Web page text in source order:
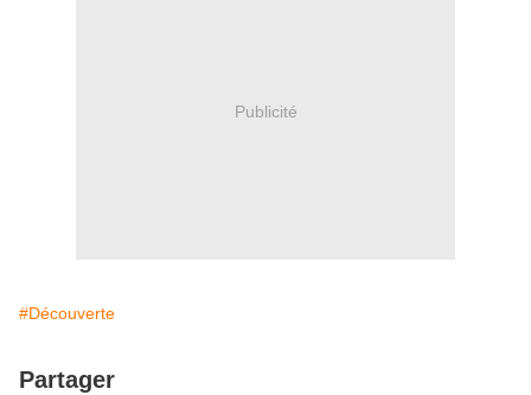
Publicité
#Découverte
Partager